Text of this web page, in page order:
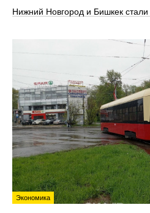
Нижний Новгород и Бишкек
Экономика